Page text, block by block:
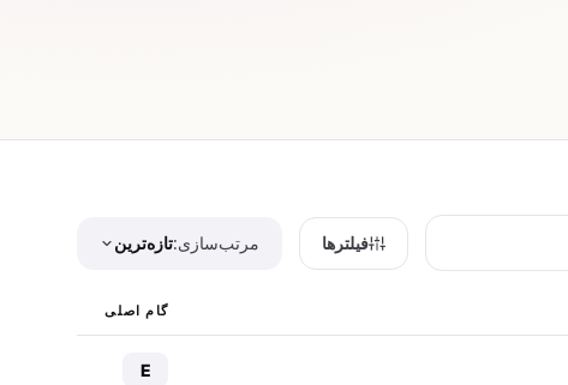
فیلترها مرتب‌سازی:تازه‌ترین
گام اصلی
E